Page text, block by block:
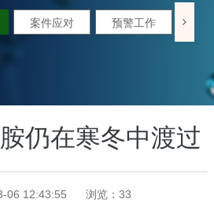
案件应对 预警工作
仍在寒冬中渡过
06 12:43:55 浏览： 33